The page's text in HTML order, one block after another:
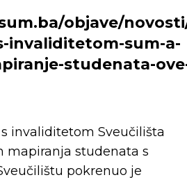
objave/
invaliditetom-sum-a-
studenata-
invaliditetom Sveučilišta
mapiranja studenata s
pokrenuo je